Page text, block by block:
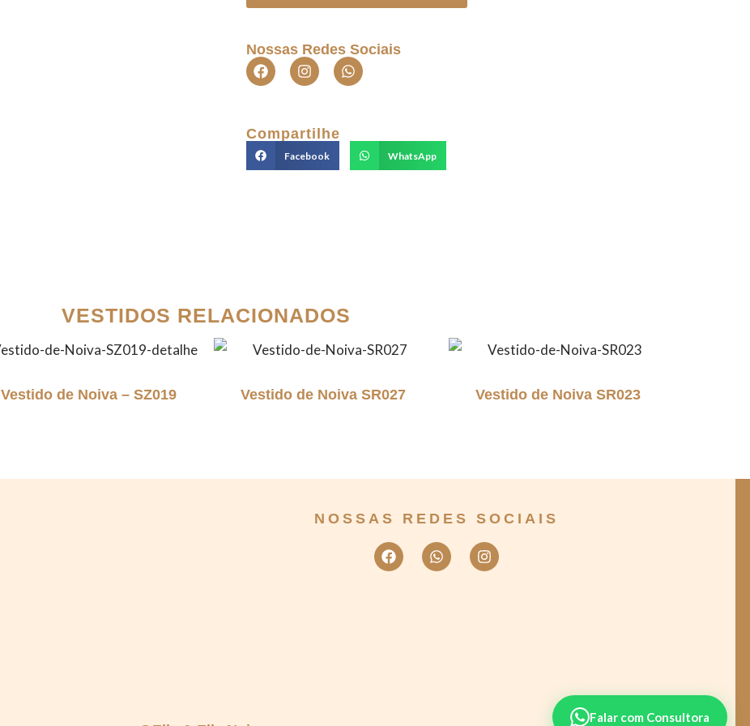
Nossas Redes Sociais
Compartilhe
Facebook WhatsApp
VESTIDOS RELACIONADOS
Vestido de Noiva – SZ019 Vestido de Noiva SR027 Vestido de Noiva SR023
NOSSAS REDES SOCIAIS
Falar com Consultora